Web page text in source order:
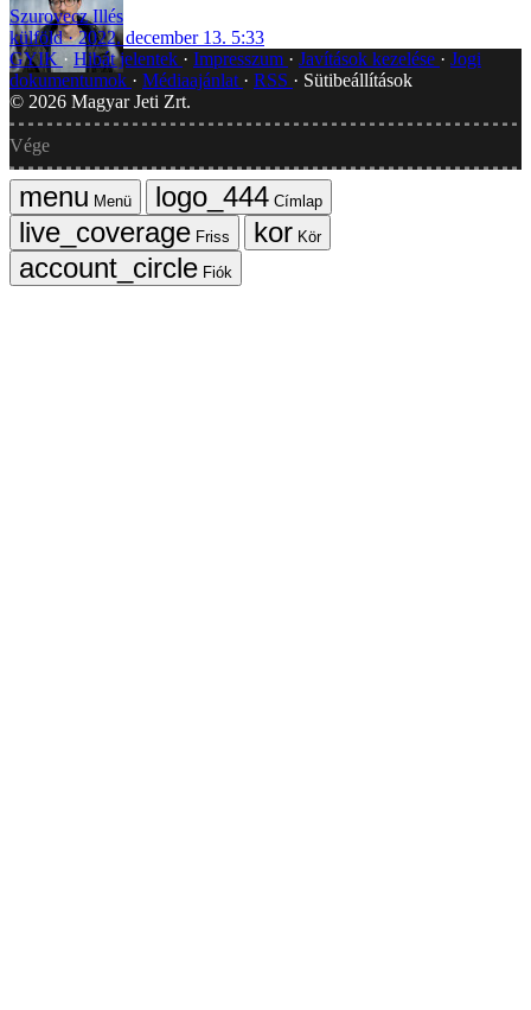
Szurovecz Illés
külföld
2022. december 13. 5:33
GYIK
Hibát jelentek Impresszum Javítások kezelése
Jogi
dokumentumok
Médiaajánlat RSS
Sütibeállítások
© 2026 Magyar Jeti Zrt.
Vége
Menü
Címlap
Friss
Kör
Fiók